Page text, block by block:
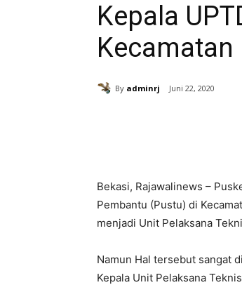
Kepala
By adminrj Juni 22, 2020
Bekasi, Rajawalinews –
Pembantu (Pustu) di
menjadi Unit Pelaksana
Namun Hal tersebut sangat
Kepala Unit Pelaksana